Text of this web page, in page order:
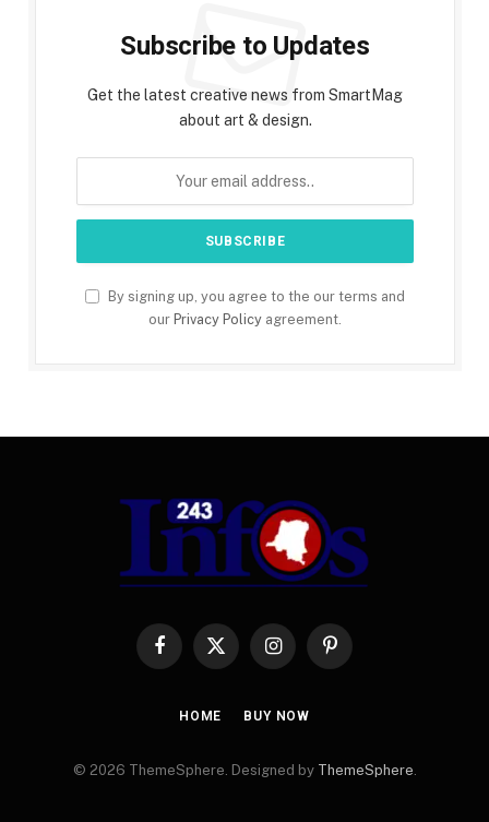
Subscribe to Updates
Get the latest creative news from SmartMag
about art & design.
By signing up, you agree to the our terms and
our Privacy Policy agreement.
Facebook
X
InstagramPinterest
HOME BUY NOW
© 2026 ThemeSphere. Designed by ThemeSphere